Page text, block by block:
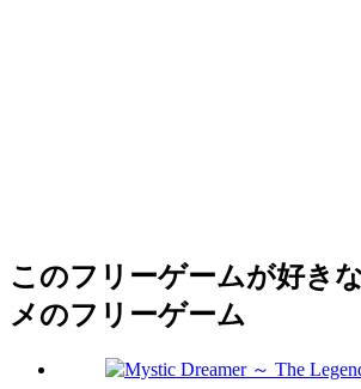
このフリーゲームが好き
メのフリーゲーム